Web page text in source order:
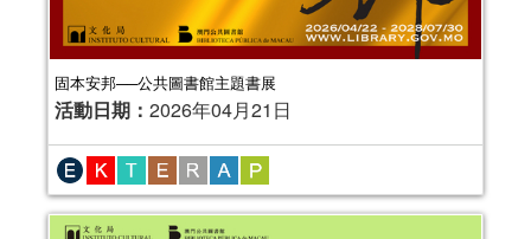
固本安邦──公共圖書館主題書展
活動日期： 2026年04月21日